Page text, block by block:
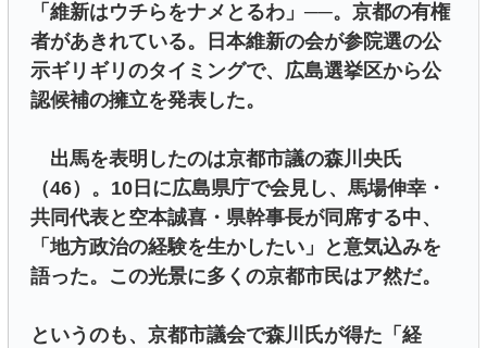
「維新はウチらをナメとるわ」──。京都の有権
者があきれている。日本維新の会が参院選の公
示ギリギリのタイミングで、広島選挙区から公
認候補の擁立を発表した。
出馬を表明したのは京都市議の森川央氏
（46）。10日に広島県庁で会見し、馬場伸幸・
共同代表と空本誠喜・県幹事長が同席する中、
「地方政治の経験を生かしたい」と意気込みを
語った。この光景に多くの京都市民はア然だ。
というのも、京都市議会で森川氏が得た「経